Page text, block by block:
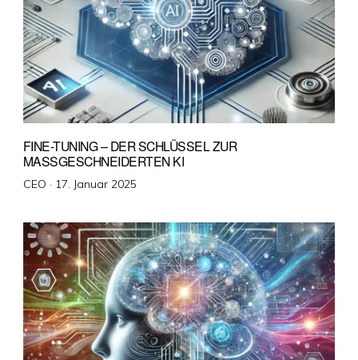
FINE-TUNING – DER SCHLÜSSEL ZUR
MASSGESCHNEIDERTEN KI
CEO · Veröffentlicht
17. Januar 2025